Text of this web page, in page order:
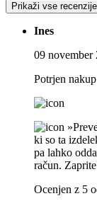
Prikaži vse
Ines
09 november
Potrjen nakup
ki so ta
pa lahko
račun.
Ocenjen z 5